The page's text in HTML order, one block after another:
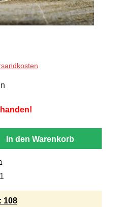
In den Warenkorb
108